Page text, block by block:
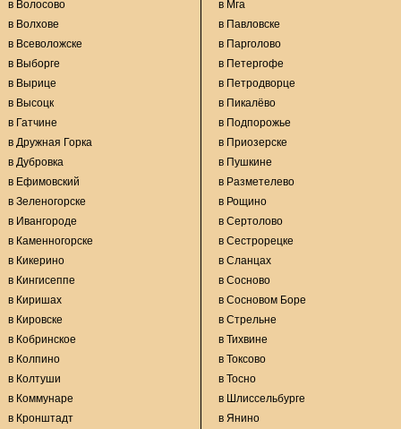
в Волхове
в Всеволожске
в Выборге
в Вырице
в Высоцк
в Гатчине
в Дружная Горка
в Дубровка
в Ефимовский
в Зеленогорске
в Ивангороде
в Каменногорске
в Кикерино
в Кингисеппе
в Киришах
в Кировске
в Кобринское
в Колпино
в Колтуши
в Коммунаре
в Кронштадт
в Павловске
в Парголово
в Петергофе
в Петродворце
в Пикалёво
в Подпорожье
в Приозерске
в Пушкине
в Разметелево
в Рощино
в Сертолово
в Сестрорецке
в Сланцах
в Сосново
в Сосновом Боре
в Стрельне
в Тихвине
в Токсово
в Тосно
в Шлиссельбурге
в Янино